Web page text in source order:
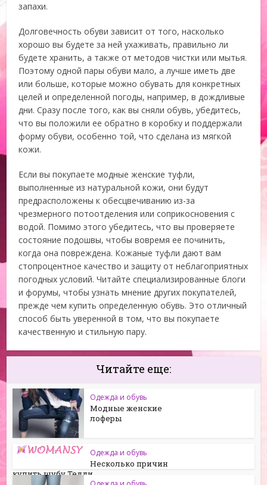
запахи.
Долговечность обуви зависит от того, насколько
хорошо вы будете за ней ухаживать, правильно ли
будете хранить, а также от методов чистки или мытья.
Поэтому одной пары обуви мало, а лучше иметь две
или больше, которые можно обувать для конкретных
целей и определенной погоды, например, в дождливые
дни. Сразу после того, как вы сняли обувь, убедитесь,
что вы положили ее обратно в коробку и поддержали
форму обуви, особенно той, что сделана из мягкой
кожи.
Если вы покупаете модные женские туфли,
выполненные из натуральной кожи, они будут
предрасположены к обесцвечиванию из-за
чрезмерного потоотделения или соприкосновения с
водой. Помимо этого убедитесь, что вы проверяете
состояние подошвы, чтобы вовремя ее починить,
когда она повреждена. Кожаные туфли дают вам
стопроцентное качество и защиту от неблагоприятных
погодных условий. Читайте специализированные блоги
и форумы, чтобы узнать мнение других покупателей,
прежде чем купить определенную обувь. Это отличный
способ быть уверенной в том, что вы покупаете
качественную и стильную пару.
Читайте еще:
Одежда и обувь
Модные женские
лоферы
Одежда и обувь
Несколько причин
купить шубу Тедди